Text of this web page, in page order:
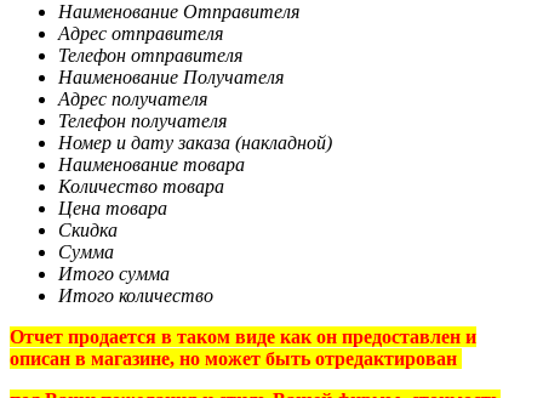
Наименование Отправителя
Адрес отправителя
Телефон отправителя
Наименование Получателя
Адрес получателя
Телефон получателя
Номер и дату заказа (накладной)
Наименование товара
Количество товара
Цена товара
Скидка
Сумма
Итого сумма
Итого количество
Отчет продается в таком виде как он предоставлен и
описан в магазине, но может быть отредактирован